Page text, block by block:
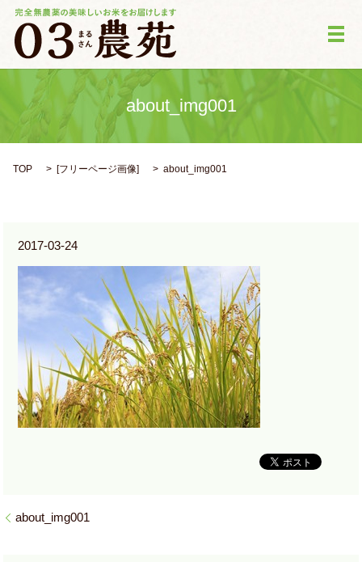
メ
about_img001
TOP [フリーページ画像] about_img001
2017-03-24
about_img001